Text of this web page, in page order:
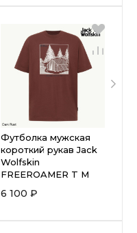
Футболка мужская
короткий рукав Jack
Wolfskin
FREEROAMER T M
6 100 ₽